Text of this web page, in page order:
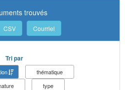
trouvés
CSV Courriel
Tri par
thématique
type